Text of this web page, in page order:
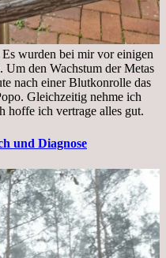
wurden bei mir vor einigen
Um den Wachstum der Metas
nach einer Blutkonrolle das
Gleichzeitig nehme ich
hoffe ich vertrage alles gut.
und Diagnose